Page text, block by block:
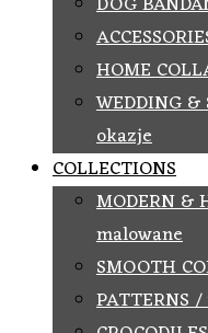
HOME
WEDDING &
okazje
COLLECTIONS
MODERN &
malowane
SMOOTH
PATTERNS